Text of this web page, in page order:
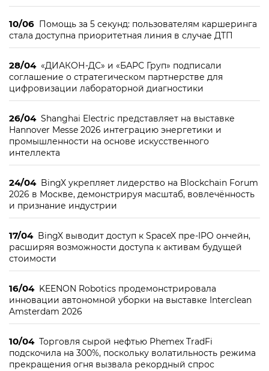
10/06 Помощь за 5 секунд: пользователям каршеринга
стала доступна приоритетная линия в случае ДТП
28/04 «ДИАКОН-ДС» и «БАРС Груп» подписали
соглашение о стратегическом партнерстве для
цифровизации лабораторной диагностики
26/04 Shanghai Electric представляет на выставке
Hannover Messe 2026 интеграцию энергетики и
промышленности на основе искусственного
интеллекта
24/04 BingX укрепляет лидерство на Blockchain Forum
2026 в Москве, демонстрируя масштаб, вовлечённость
и признание индустрии
17/04 BingX выводит доступ к SpaceX пре-IPO ончейн,
расширяя возможности доступа к активам будущей
стоимости
16/04 KEENON Robotics продемонстрировала
инновации автономной уборки на выставке Interclean
Amsterdam 2026
10/04 Торговля сырой нефтью Phemex TradFi
подскочила на 300%, поскольку волатильность режима
прекращения огня вызвала рекордный спрос